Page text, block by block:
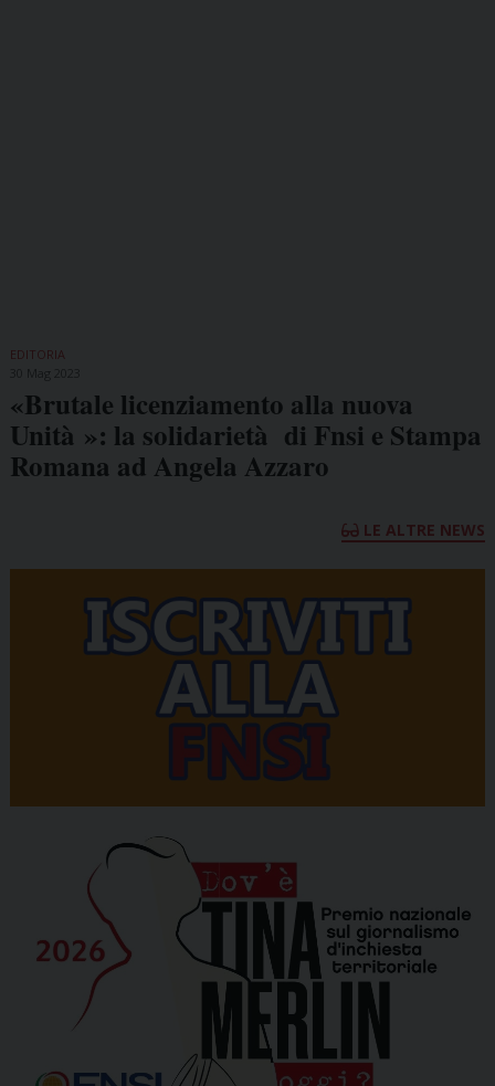
EDITORIA
«Brutale licenziamento alla nuova
Unità »: la solidarietà di Fnsi e Stampa
Romana ad Angela Azzaro
LE ALTRE NEWS